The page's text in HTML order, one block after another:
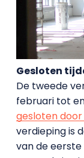
Gesloten
De tweede
februari tot
gesloten
verdieping is
van de